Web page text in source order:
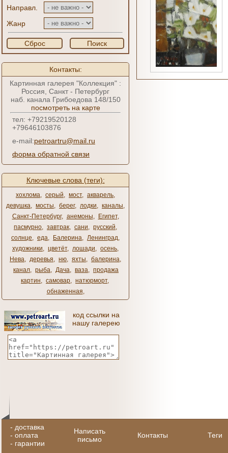
Направл.
Жанр
Сброс Поиск
Контакты:
Картинная галерея "Коллекция" :
Россия, Санкт - Петербург
наб. канала Грибоедова 148/150
посмотреть на карте
тел: +79219520128
+79646103876
e-mail:petroartru@mail.ru
форма обратной связи
Ключевые слова (теги):
хохлома, серый, мост, акварель,
девушка, мосты, берег, лодки, каналы,
Санкт-Петербург, анемоны, Египет,
пасмурно, завтрак, сани, русский,
солнце, еда, Балерина, Ленинград,
художники, цветёт, лошади, осень,
Нева, деревья, ню, яхты, балерина,
канал, рыба, Дача, ваза, продажа
картин, самовар, натюрморт,
обнаженная,
код ссылки на
нашу галерею
- доставка
- оплата
- гарантии
Написать
письмо
Контакты Теги